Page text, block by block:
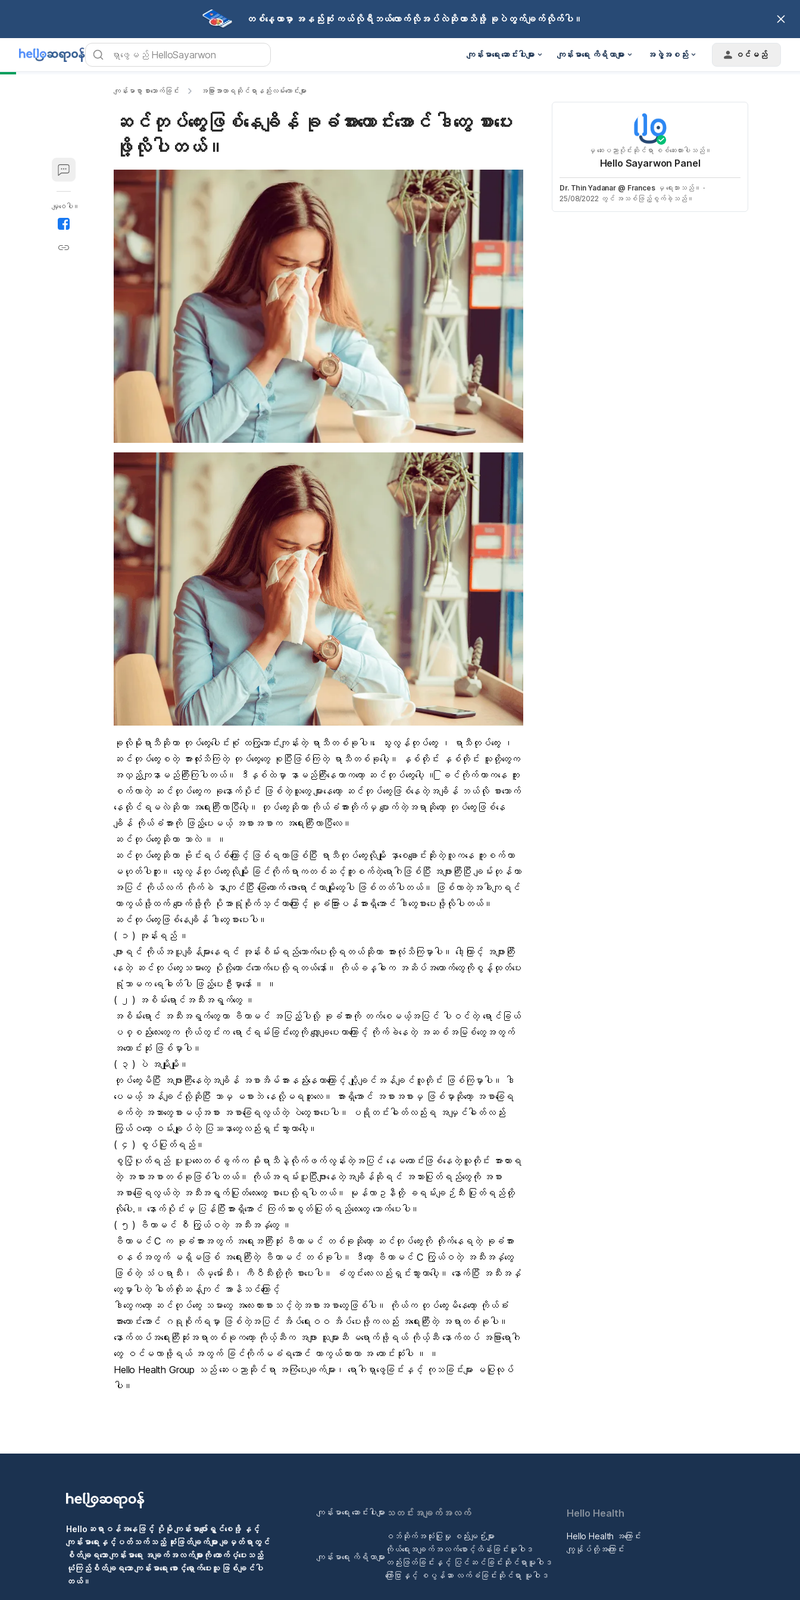
တစ်နေ့တာမှာ အနည်းဆုံး ကယ်လိုရီဘယ်လောက်လိုအပ်လဲဆိုတာသိဖို့ ခုပဲတွက်ချက်လိုက်ပါ။
ကျန်းမာရေး ဆောင်းပါးများ ကျန်းမာရေး ကိရိယာများ အဖွဲ့အစည်း ဝင်မည်
မျှဝေပါ။
ကျန်းမာစွာ စားသောက်ခြင်း အခြားအာဟာရဆိုင်ရာနည်းလမ်းကောင်းများ
ဆင်တုပ်ကွေးဖြစ်နေချိန် ခုခံအားကောင်းအောင် ဒါတွေ စားပေး
ဖို့လိုပါတယ်။
ခုလိုမိုးရာသီ ဆိုတာ တုပ်ကွေးပေါင်းစုံ ထကြွသောင်းကျန်းတဲ့ ရာသီတစ်ခုပါ။ ေ သွးလွန်တုပ်ကွေ း ၊ ရာသီတုပ်ကွေး၊
ဆင်တုပ်ကွေးစတဲ့ အားလုံးသိကြတဲ့ တုပ်ကွေးတွေ စုပြီးဖြစ်ကြတဲ့ ရာသီတစ်ခုပေါ့။ နှစ်တိုင်း နှစ်တိုင်း သူတို့တွေက
အလှည့်ကျနာမည်ကြီးကြပါတယ်။ ဒီနှစ်ထဲမှာ နာမည်ကြီးနေတာကတော့ ဆင်တုပ်ကွေးပေါ့ ။ ြ ခင်ကိုက် တာကနေ ကူး
စက်လာတဲ့ဆင်တုပ်ကွေးက ခုနောက်ပိုင်း ဖြစ်တဲ့သူတွေ များနေတော့ ဆင်တုပ်ကွေးဖြစ်နေတဲ့အချိန် ဘယ်လို စားသောက်
နေထိုင်ရမလဲဆိုတာ အရေးကြီးလာပြီပေါ့။ တုပ်ကွေးဆိုတာ ကိုယ်ခံအားတိုက်မှ ပျောက်တဲ့အရာဆိုတော့ တုပ်ကွေးဖြစ်နေ
ချိန် ကိုယ်ခံအားကို ဖြည့်ပေးမယ့် အစားအစာက အရေးကြီးလာပြီလေ။
ဆင်တုပ်ကွေးဆိုတာ ဘာလဲ ။ ။
ဆင်တုပ်ကွေး ဆိုတာ ဗိုင်းရပ်စ်ကြောင့် ဖြစ်ရတာဖြစ်ပြီး ရာသီတုပ်ကွေးလိုမျိုး နှာစေချောင်းဆိုးတဲ့လူကနေ ကူးစက်တာ
မဟုတ်ပါဘူး။ သွေးလွန်တုပ်ကွေးလိုမျိုး ခြင်ကိုက်ရာကတစ်ဆင့်ကူးစက်တဲ့ရောဂါဖြစ်ပြီး အဖျားကြီးပြီး ချမ်းတုန်တာ
အပြင် ကိုယ်လက် ကိုက်ခဲ နာကျင်ပြီး ခြေထောက် ဖောရောင်တာမျိုးတွေပါ ဖြစ်တတ်ပါတယ်။ ဖြစ်လာတဲ့အခါကျရင်
ကာကွယ်ဖို့ထက် ပျောက်ဖို့ကို ပိုအာရုံစိုက်သ့င်တာကြောင့် ခုခံအားြပန်အားရှိအောင် ဒါတွေစားပေးဖို့လိုပါတယ်။
ဆင်တုပ်ကွေးဖြစ်နေချိန် ဒါတွေစားပေးပါ။
( ၁ )
အုန်းရည်။
ဖျားရင် ကိုယ်အပူချိန်များနေရင် အုန်းစိမ်းရည်သောက်ပေးလို့ရတယ်ဆိုတာ အားလုံသိကြမှာပါ။ ဒါေ့ကြာင့် အဖျားကြီး
နေတဲ့ ဆင်တုပ်ကွေးသမားတွေ ပိုလို့တောင်သောက်ပေးလို့ရတယ်နော်။ ကိုယ်ခန္ဓါက အဆိပ်အတောက်တွေကိုစွန့်ထုတ်ပေး
ရုံသာမက ရေဓါတ်ပါ ဖြည့်ပေးဦးမှာနော် ။ ။
( ၂ ) အစိမ်းရောင်အသီးအရွက်တွေ ။
အစိမ်းရောင် အသီးအရွက်တွေဟာ ဗီတာမင် အပြည့်ပါလို့ ခုခံအားကို တက်စေမယ့်အပြင် ပါဝင်တဲ့ ရောင်ခြယ်
ပစ္စည်းလေးတွေက ကိုယ်တွင်းက ရောင်ရမ်းခြင်းတွေကို လျှော့ချပေးတာကြောင့် ကိုက်ခဲနေတဲ့ အဆစ်အမြစ်တွေအတွက်
အကောင်းဆုံး ဖြစ်မှာပါ။
( ၃ ) ပဲ အမျိုးမျိုး။
တုပ်ကွေးမိပြီး အဖျားကြီးနေတဲ့အချိန် အစာအိမ် အားနည်းနေတာကြောင့် ပျို့ချင်အန်ချင်လူတိုင်း ဖြစ်ကြမှာပါ။ ဒါ
ပေမယ့် အန်ချင်လို့ဆိုပြီး ဘာမှ မစားဘဲ နေလို့မရဘူးလေ။ အားရှိအောင် အစားအစားမှ ဖြစ်မှာဆိုတော့ အစာခြေရ
ခက်တဲ့ အသားတွေစားမယ့်အစား အစာခြေရလွယ်တဲ့ ပဲတွေစားပေးပါ။
ပရိုတင် းဓါတ်လည်းရ အမျှင်ဓါတ် လည်း
ကြွယ်ဝတော့ ဝမ်းချုပ်တဲ့ ပြဿနာတွေလည်းရှင်းသွားတာပေါ့။
( ၄ ) စွပ်ပြုတ်ရည်။
စွပ်ြ့ပုတ်ရည် ပူပူလေးတစ်ခွက်က မိုးရာသီနဲ့လိုက်ဖက်လွန်းတဲ့အပြင် နေမကောင်းဖြစ်နေတဲ့သူတိုင်း အားထားရ
တဲ့ အစားအစာတစ်ခုဖြစ်ပါတယ်။ ကိုယ်အရမ်းပူပြီးဖျားနေတဲ့အချိန်ဆိုရင် အသားပြုတ်ရည်တွေကို အစား
အစာခြေရလွယ်တဲ့ အသီးအရွက်ပြုတ်လေးတွေ စာပေးလို့ရပါတယ်။
မုန်လာဥနီ တို့ ခရမ်းချဉ်သီး ပြုတ်ရည်တို့
လိုပေါ.။ နောက်ပိုင်းမှ ပြန်ပြီးအားရှိအောင် ကြက်သားစွတ်ပြုတ်ရည်လေးတွေ သောက်ပေးပါ။
( ၅ ) ဗီတာမင် စီ ကြွယ်ဝတဲ့ အသီးအနှံတွေ ။
ဗီတာမင် C က ခုခံအားအတွက် အရေးအကြီးဆုံး ဗီတာမင် တစ်ခုဆိုတော့ ဆင်တုပ်ကွေးကို တိုက်နေရတဲ့ ခုခံအား
စနစ်အတွက် မရှိမဖြစ် အရေးကြီးတဲ့ ဗီတာမင် တစ်ခုပါ။ ဒီတော့ ဗီတာမင် Cကြွယ်ဝတဲ့ အသီးအနှံတွေ
ဖြစ်တဲ့ သံပရာသီး၊
လိမ္မော်သီး၊ ကီဝီသီးတို့ကို စားပေးပါ။ ခံတွင်းလေးလည်းရှင်းသွားတာပေါ့။ နောက်ပြီး အသီးအနှံ
တွေမှာပါတဲ့ ဓါတ်တိုးဆန့်ကျင် အာနိသင်ကြောင့်
ဒါတွေကတော့ဆင်တုပ်ကွေး သမားတွေ အလေးထားစားသင့်တဲ့အစားအစာတွေဖြစ်ပါ။ ကိုယ်က တုပ်ကွေးမိနေတော့ ကိုယ်ခံး
အားကောင်းအောင် ဂရုစိုက်ရမှာ ဖြစ်တဲ့အပြင် အိပ်ရေးဝဝ အိပ်ပေးဖို့ကလည်း အရေးကြီးတဲ့ အရာတစ်ခုပါ။
နောက်ထပ်အရေးကြီးဆုံးအရာတစ်ခုကတော့ ကိုယ့်ဆီက အဖျား သူများဆီ မရောက်ဖို့ရယ် ကိုယ့်ဆီ နောက်ထပ် အခြားရောဂါ
တွေ ဝင်မလာဖို့ရယ် အတွက်ခြင်ကိုက် မခံရအောင် ကာကွယ်ထားတာ အ ကောင်းဆုံးပါ ။ ။
Hello Health Group သည် ဆေးပညာဆိုင်ရာ အကြံပေးချက်များ၊ ရောဂါရှာဖွေခြင်းနှင့် ကုသခြင်းများ မပြုလုပ်
ပါ။
မှ ဆေးပညာပိုင်းဆိုင်ရာ စစ်ဆေးထားပါသည်။
Hello Sayarwon Panel
Dr. Thin Yadanar @ Francesမှ ရေးသားသည်။ ·
25/08/2022 တွင် အသစ်ဖြည့်စွက်ခဲ့သည်။
Helloဆရာဝန်အနေဖြင့် ပိုမို ကျန်းမာပျော်ရွှင်စေဖို့ နှင့်
ကျန်းမာရေးနှင့်ပတ်သက်သည့် ဆုံးဖြတ်ချက်များ ချမှတ်ရာတွင်
စိတ်ချရသော ကျန်းမာရေး အချက်အလက်များကို ထောက်ပံ့ပေးသည့်
ယုံကြည်စိတ်ချရသော ကျန်းမာရေး စောင့်ရှောက်ပေးသူ ဖြစ်ချင်ပါ
တယ်။
ကျန်းမာရေး ဆောင်းပါးများ
ကျန်းမာရေး ကိရိယာများ
သတင်းအချက်အလက်
ဝဘ်ဆိုက်အသုံးပြုမှု စည်းမျဉ်းများ
ကိုယ်ရေးအချက်အလက်စောင့်ထိန်းခြင်းမူဝါဒ
တည်းဖြတ်ခြင်းနှင့် ပြင်ဆင်ခြင်းဆိုင်ရာမူဝါဒ
ကြော်ငြာနှင့် စပွန်ဆာ လက်ခံခြင်းဆိုင်ရာ မူဝါဒ
Hello Health
Hello Health အကြောင်း
ကျွန်ုပ်တို့အကြောင်း